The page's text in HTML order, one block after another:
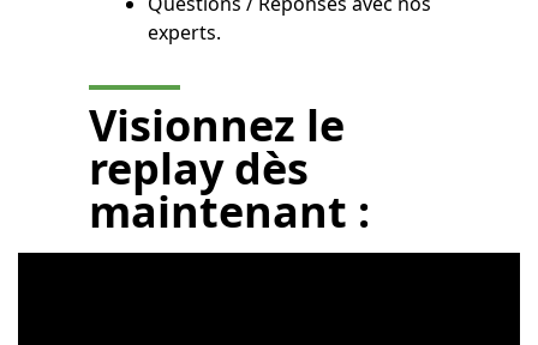
experts.
Visionnez le
replaydès
maintenant :